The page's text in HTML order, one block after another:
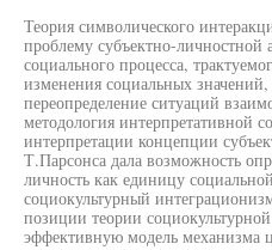
Теория символического
проблему субъектно-личностной
социального процесса,
изменения социальных
переопределение ситуаций
методология интерпретативной
интерпретации концепции
Т.Парсонса дала возможность
личность как единицу
социокультурный
позиции теории
эффективную модель механизма